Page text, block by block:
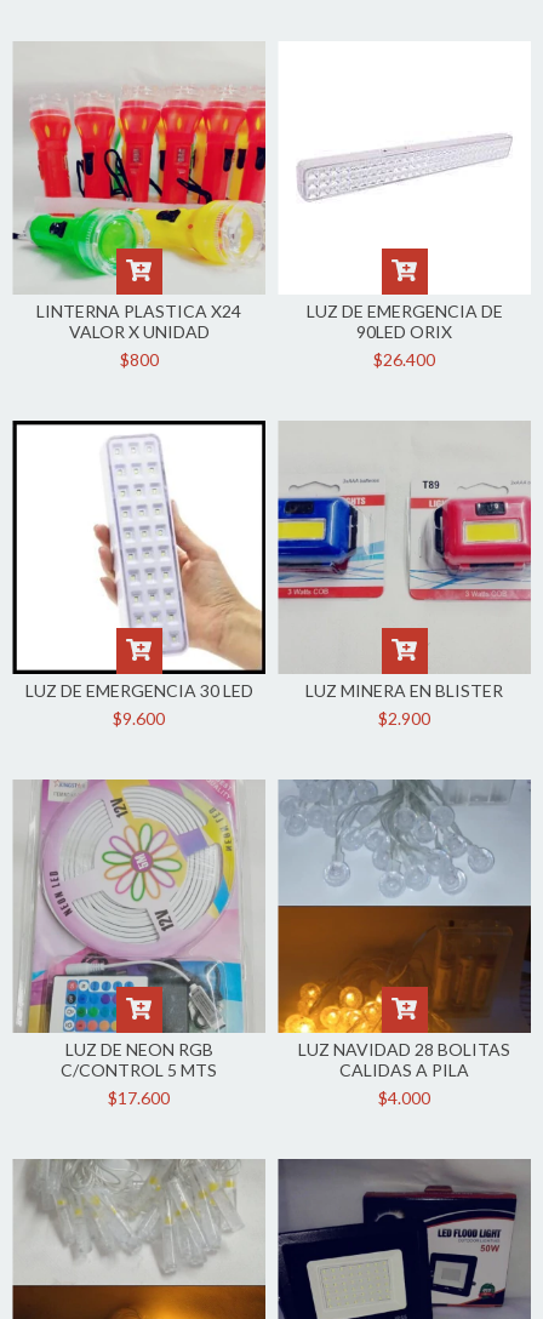
LINTERNA PLASTICA X24
VALOR X UNIDAD
$800
LUZ DE EMERGENCIA DE
90LED ORIX
$26.400
LUZ DE EMERGENCIA 30 LED
$9.600
LUZ MINERA EN BLISTER
$2.900
LUZ DE NEON RGB
C/CONTROL 5 MTS
$17.600
LUZ NAVIDAD 28 BOLITAS
CALIDAS A PILA
$4.000